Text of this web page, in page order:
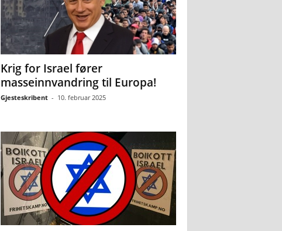
Krig for Israel fører
masseinnvandring til Europa!
Gjesteskribent - 10. februar 2025